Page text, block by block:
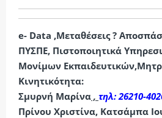
e- Data ,Μεταθέσεις ?
ΠΥΣΠΕ, Πιστοποιητικά
Μονίμων
Κινητικότητα:
Σμυρνή Μαρίνα , τηλ:26210-
Πρίνου Χριστίνα, Κατσάμπα